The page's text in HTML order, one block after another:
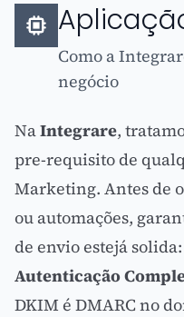
Como a
negócio
NaIntegrare,
pre-requisito de
Marketing. Antes de
ou automações,
de envio estejá solida:
Autenticação
DKIM é DMARC no